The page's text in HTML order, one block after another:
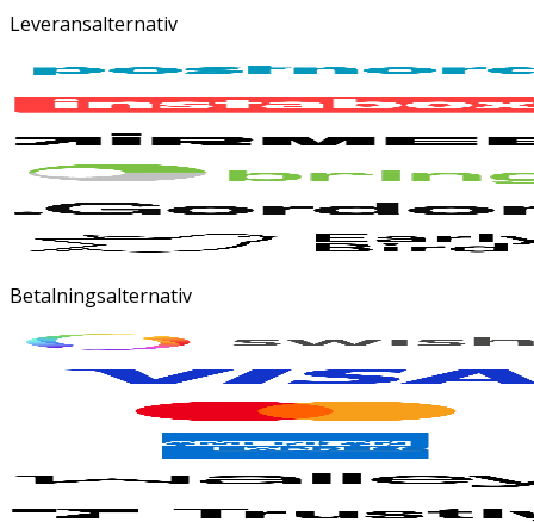
Leveransalternativ
Betalningsalternativ